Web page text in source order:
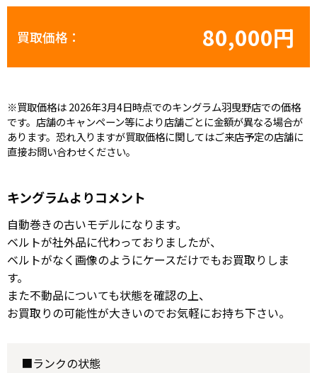
買取価格： 80,000円
※買取価格は 2026年3月4日時点でのキングラム羽曳野店での価格
です。店舗のキャンペーン等により店舗ごとに金額が異なる場合が
あります。恐れ入りますが買取価格に関してはご来店予定の店舗に
直接お問い合わせください。
キングラムよりコメント
自動巻きの古いモデルになります。
ベルトが社外品に代わっておりましたが、
ベルトがなく画像のようにケースだけでもお買取りしま
す。
また不動品についても状態を確認の上、
お買取りの可能性が大きいのでお気軽にお持ち下さい。
■ランクの状態